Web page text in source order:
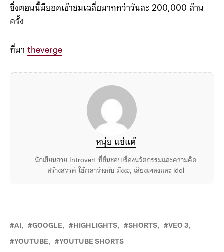
ซึ่งตอนนี้มียอดเข้าชมเฉลี่ยมากกว่าวันละ 200,000 ล้าน
ครั้ง
ที่มา theverge
หนุ่ย แซ่แต้
นักเขียนสาย Introvert ที่ชื่นชอบเรื่องนวัตกรรมและความคิด
สร้างสรรค์ ใช้เวลาว่างกับ มังงะ, เสียงเพลงและ idol
AI GOOGLE HIGHLIGHTS SHORTS VEO 3
YOUTUBE YOUTUBE SHORTS